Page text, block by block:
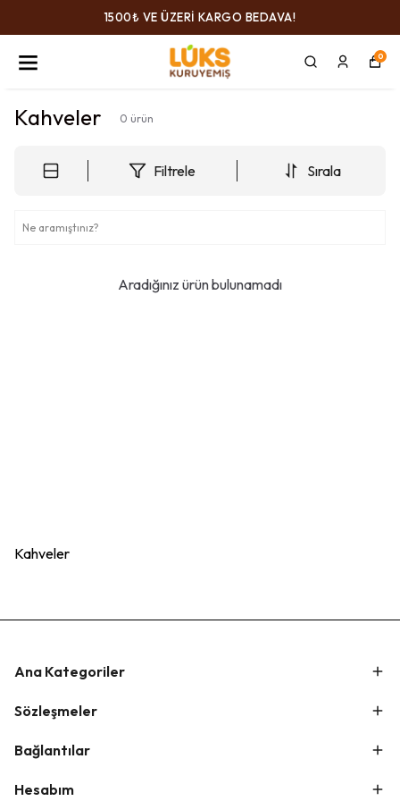
1500₺ VE ÜZERİ KARGO BEDAVA!
0
Kahveler 0 ürün
Filtrele Sırala
Aradığınız ürün bulunamadı
Kahveler
Ana Kategoriler
Sözleşmeler
Bağlantılar
Hesabım